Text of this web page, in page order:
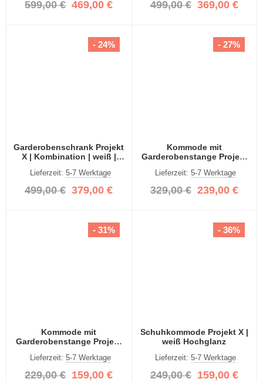
599,00 € 469,00 € 499,00 € 369,00 €
Garderobenschrank Projekt
X | Kombination | weiß |
Lieferzeit: 5-7 Werktage
499,00 € 379,00 €
- 24%
Kommode mit
Garderobenstange Projekt
Lieferzeit:5-7 Werktage
329,00 € 239,00 €
- 27%
Kommode mit
Garderobenstange Projekt
Lieferzeit: 5-7 Werktage
229,00 € 159,00 €
- 31%
Schuhkommode Projekt X |
weiß Hochglanz
Lieferzeit:5-7 Werktage
249,00 € 159,00 €
- 36%